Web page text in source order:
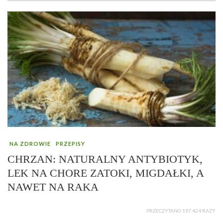
NA ZDROWIE PRZEPISY
CHRZAN: NATURALNY ANTYBIOTYK,
LEK NA CHORE ZATOKI, MIGDAŁKI, A
NAWET NA RAKA
PRZECZYTANO 197 424 RAZY